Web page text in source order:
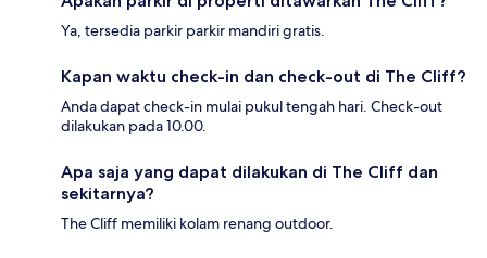
Ya, tersedia parkir parkir mandiri gratis.
Kapan waktu check-in dan check-out di The Cliff?
Anda dapat check-in mulai pukul tengah hari. Check-out
dilakukan pada 10.00.
Apa saja yang dapat dilakukan di The Cliff dan
sekitarnya?
The Cliff memiliki kolam renang outdoor.